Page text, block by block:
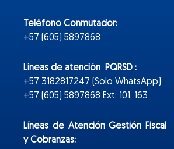
Teléfono Conmutador:
+57 (605) 5897868
Líneas de atención PQRSD :
+57 3182817247 (Solo WhatsApp)
+57 (605) 5897868 Ext: 101, 163
Líneas de Atención Gestión Fiscal
y Cobranzas: